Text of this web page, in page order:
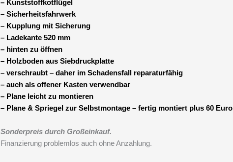
– Kunststoffkotflügel
– Sicherheitsfahrwerk
– Kupplung mit Sicherung
– Ladekante 520 mm
– hinten zu öffnen
– Holzboden aus Siebdruckplatte
– verschraubt – daher im Schadensfall reparaturfähig
– auch als offener Kasten verwendbar
– Plane leicht zu montieren
– Plane & Spriegel zur Selbstmontage – fertig montiert plus 60 Euro
Sonderpreis durch Großeinkauf.
Finanzierung problemlos auch ohne Anzahlung.